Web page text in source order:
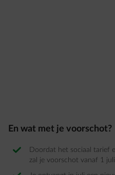
En wat met je voorschot?
Doordat het sociaal tarief
zal je voorschot vanaf 1